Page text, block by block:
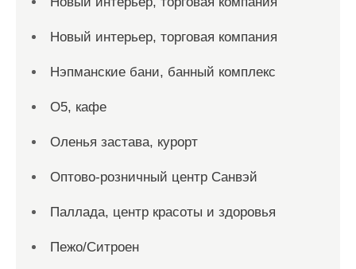
Новый интерьер, торговая компания
Нэпманские бани, банный комплекс
О5, кафе
Оленья застава, курорт
Оптово-розничный центр Санвэй
Паллада, центр красоты и здоровья
Пежо/Ситроен